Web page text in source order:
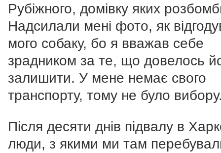
Рубіжного, домівку яких
Надсилали мені фото, як
мого собаку, бо я вважав себе
зрадником за те, що довелось
залишити. У мене немає свого
транспорту, тому не було
Після десяти днів підвалу в
люди, з якими ми там